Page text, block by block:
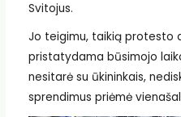
Svitojus.
Jo teigimu, taikią protesto
pristatydama būsimojo
nesitarė su ūkininkais,
sprendimus priėmė